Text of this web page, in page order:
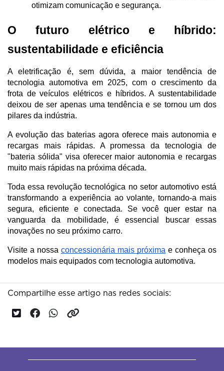
otimizam comunicação e segurança.
O futuro elétrico e híbrido:
sustentabilidade e eficiência
A eletrificação é, sem dúvida, a maior tendência de
tecnologia automotiva em 2025, com o crescimento da
frota de veículos elétricos e híbridos. A sustentabilidade
deixou de ser apenas uma tendência e se tornou um dos
pilares da indústria.
A evolução das baterias agora oferece mais autonomia e
recargas mais rápidas. A promessa da tecnologia de
"bateria sólida" visa oferecer maior autonomia e recargas
muito mais rápidas na próxima década.
Toda essa revolução tecnológica no setor automotivo está
transformando a experiência ao volante, tornando-a mais
segura, eficiente e conectada. Se você quer estar na
vanguarda da mobilidade, é essencial buscar essas
inovações no seu próximo carro.
Visite a nossa concessionária mais próxima e conheça os
modelos mais equipados com tecnologia automotiva.
Compartilhe esse artigo nas redes sociais: